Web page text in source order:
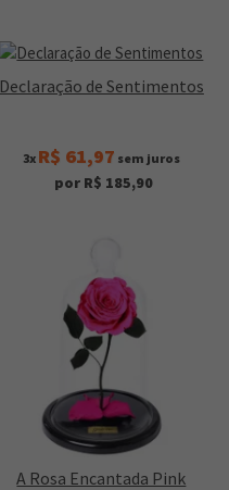
Declaração de Sentimentos
3x R$ 61,97 sem juros
por R$ 185,90
A Rosa Encantada Pink